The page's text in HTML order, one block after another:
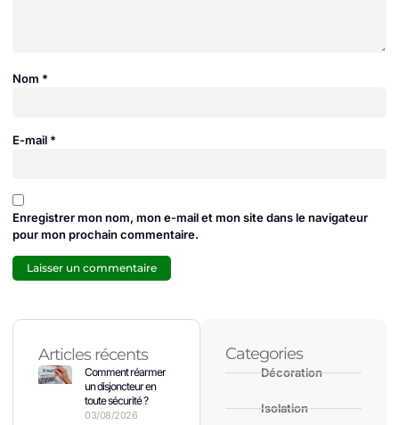
Nom *
E-mail *
Enregistrer mon nom, mon e-mail et mon site dans le navigateur
pour mon prochain commentaire.
Articles récents
Comment réarmer
un disjoncteur en
toute sécurité ?
03/08/2026
Categories
Décoration
Isolation